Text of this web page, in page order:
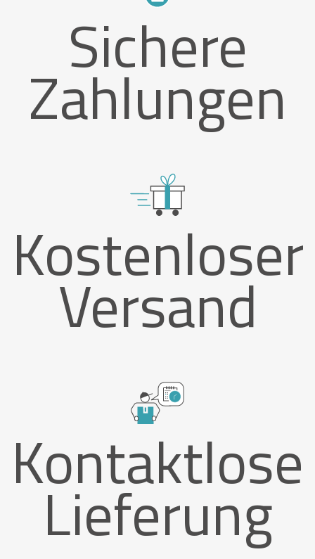
Sichere
Zahlungen
Kostenloser
Versand
Kontaktlose
Lieferung